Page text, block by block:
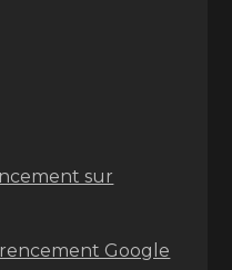
sur
Google